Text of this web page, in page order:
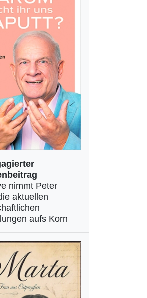
nimmt Peter
aktuellen
aufs Korn